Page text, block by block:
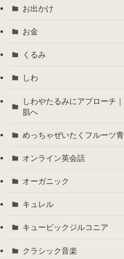
お出かけ
お金
くるみ
しわ
しわやたるみにアプローチ
肌へ
めっちゃぜいたくフルーツ
オンライン英会話
オーガニック
キュレル
キュービックジルコニア
クラシック音楽